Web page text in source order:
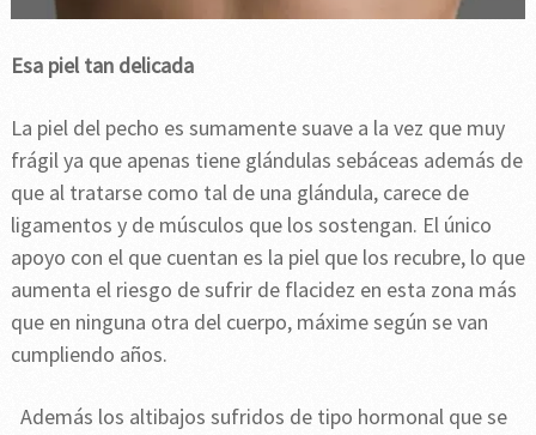
Esa piel tan delicada
La piel del pecho es sumamente suave a la vez que muy
frágil ya que apenas tiene glándulas sebáceas además de
que al tratarse como tal de una glándula, carece de
ligamentos y de músculos que los sostengan. El único
apoyo con el que cuentan es la piel que los recubre, lo que
aumenta el riesgo de sufrir de flacidez en esta zona más
que en ninguna otra del cuerpo, máxime según se van
cumpliendo años.
Además los altibajos sufridos de tipo hormonal que se